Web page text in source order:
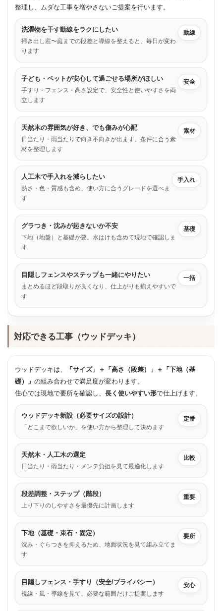
整理し、ムダな工事を増やさないご提案を行います。
洗濯物を干す動線をラクにしたい
掃き出し窓〜庭までの段差と導線を整えると、毎日が変わ
ります
動線
子ども・ペットが安心して過ごせる場所がほしい
手すり・フェンス・高さ設定で、安全性と使いやすさを両
立します
安全
天然木の雰囲気が好き、でも傷みが心配
日当たり・雨当たりで向き不向きが出ます。条件に合う素
材を整理します
素材
人工木で手入れを減らしたい
熱さ・色・質感も含め、使い方に合うグレードを選べま
す
手入れ
グラつき・沈みが起きないか不安
下地（地盤）と基礎が要。水はけも含めて現地で確認しま
す
基礎
目隠しフェンスやステップも一緒にやりたい
まとめるほど段取りが良くなり、仕上がりも揃えやすいで
す
一括
対応できる工事（ウッドデッキ）
ウッドデッキは、
「サイズ」＋「高さ（段差）」＋「下地（基
礎）」 の組み合わせで満足度が変わります。
住心では現地で要所を確認し、 長く使いやすい形で仕上げます。
ウッドデッキ新設（必要サイズの設計）
「どこまで欲しいか」を使い方から整理して決めます
定番
天然木・人工木の選定
日当たり・雨当たり・メンテ負担を見て最適化します
比較
段差調整・ステップ（階段）
上り下りのしやすさを最優先に計画します
重要
下地（基礎・束石・固定）
沈み・ぐらつきを抑えるため、地面状況を見て組み立てま
す
要所
目隠しフェンス・手すり（安全/プライバシー）
視線・風・導線を見て、必要な範囲だけご提案します
安心